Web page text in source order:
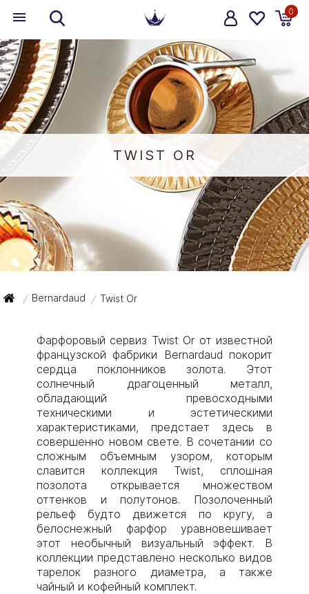
0
TWIST OR
/ Bernardaud / Twist Or
Фарфоровый сервиз Twist Or от известной
французской фабрики Bernardaud покорит
сердца поклонников золота. Этот
солнечный драгоценный металл,
обладающий превосходными
техническими и эстетическими
характеристиками, предстает здесь в
совершенно новом свете. В сочетании со
сложным объемным узором, которым
славится коллекция Twist, сплошная
позолота открывается множеством
оттенков и полутонов. Позолоченный
рельеф будто движется по кругу, а
белоснежный фарфор уравновешивает
этот необычный визуальный эффект. В
коллекции представлено несколько видов
тарелок разного диаметра, а также
чайный и кофейный комплект.